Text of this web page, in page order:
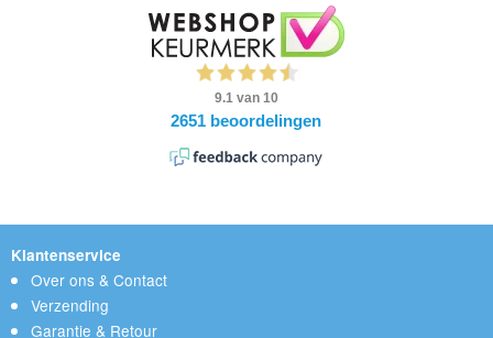
Klantenservice
Over ons & Contact
Verzending
Garantie & Retour